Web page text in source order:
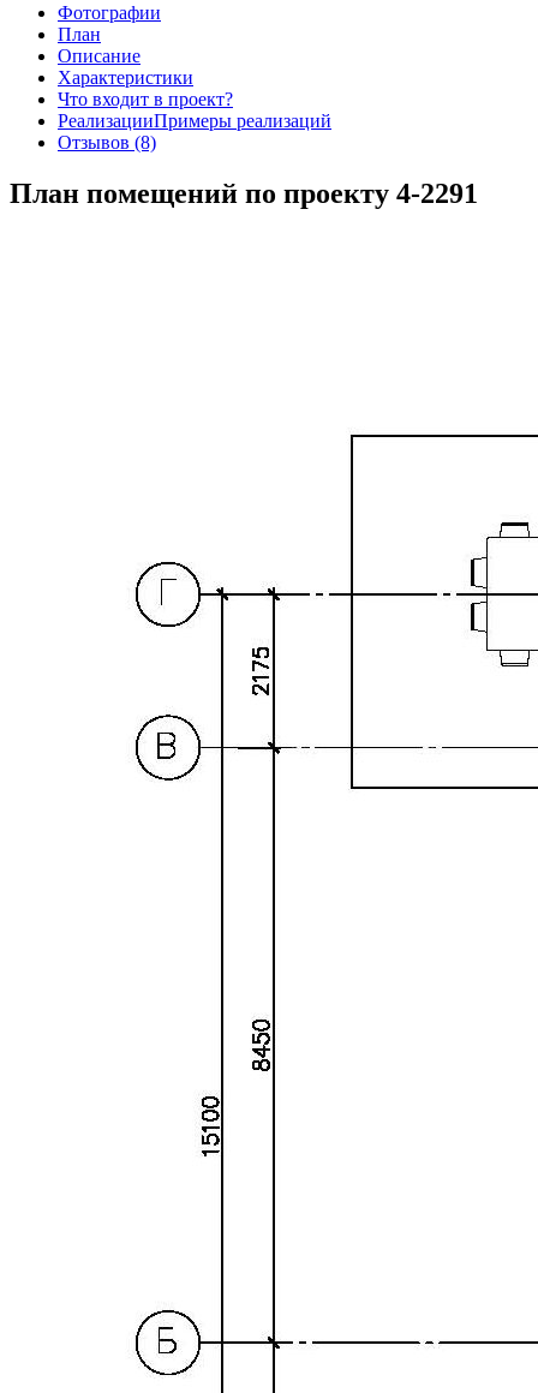
Фотографии
План
Описание
Характеристики
Что входит в проект?
РеализацииПримеры реализаций
Отзывов (8)
План помещений по проекту 4-2291